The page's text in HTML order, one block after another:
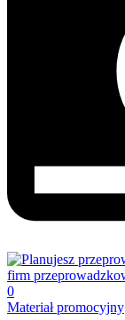
0
Materiał promocyjny